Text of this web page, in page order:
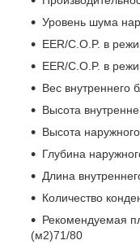
Уровень шума
EER/C.O.P. в
EER/C.O.P. в
Вес внутреннего
Высота
Высота
Глубина
Длина
Количество
Рекомендуемая
(м2)71/80